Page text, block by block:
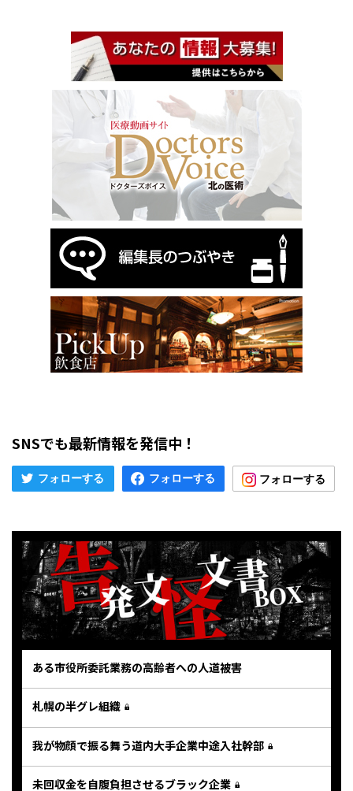
SNSでも最新情報を発信中！
ある市役所委託業務の高齢者への人道被害
札幌の半グレ組織
我が物顔で振る舞う道内大手企業中途入社幹部
未回収金を自腹負担させるブラック企業